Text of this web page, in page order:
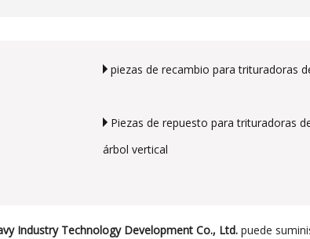
piezas de recambio para trituradoras
Piezas de repuesto para trituradoras
árbol vertical
Industry Technology Development Co., Ltd. puede